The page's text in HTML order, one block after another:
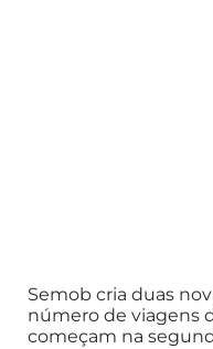
Semob cria duas
número de viagens
começam na